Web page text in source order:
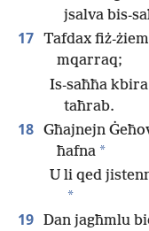
jsalva bis-
17 Tafdax fiż-
mqarraq;
Is-saħħa
taħrab.
18 Għajnejn
ħafna *
U li qed
*
19 Dan jagħmlu